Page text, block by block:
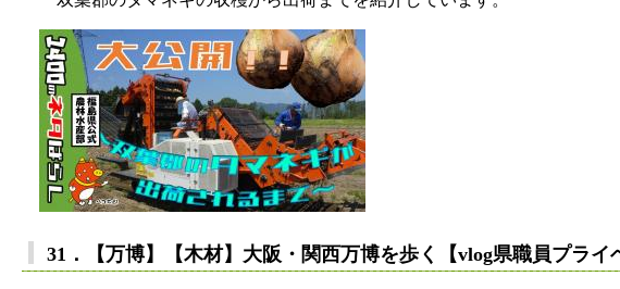
31．【万博】【木材】大阪・関西万博を歩く【vlog県職員プライ